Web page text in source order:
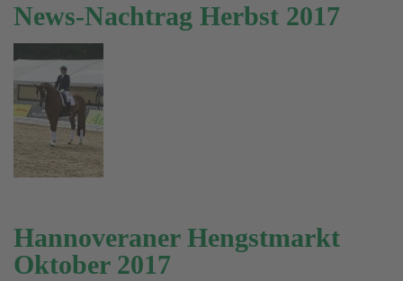
News-Nachtrag Herbst 2017
Hannoveraner Hengstmarkt
Oktober 2017